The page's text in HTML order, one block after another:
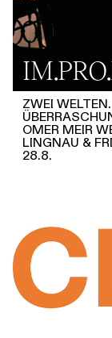
ZWEI
OMER MEIR
LINGNAU &
28.8.